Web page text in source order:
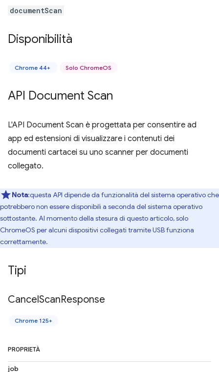
documentScan
Disponibilità
Chrome 44+ Solo ChromeOS
API Document Scan
L'API Document Scan è progettata per consentire ad
app ed estensioni di visualizzare i contenuti dei
documenti cartacei su uno scanner per documenti
collegato.
Nota:questa API dipende da funzionalità del sistema operativo che
potrebbero non essere disponibili a seconda del sistema operativo
sottostante. Al momento della stesura di questo articolo, solo
ChromeOS per alcuni dispositivi collegati tramite USB funziona
correttamente.
Tipi
CancelScanResponse
Chrome 125+
PROPRIETÀ
job